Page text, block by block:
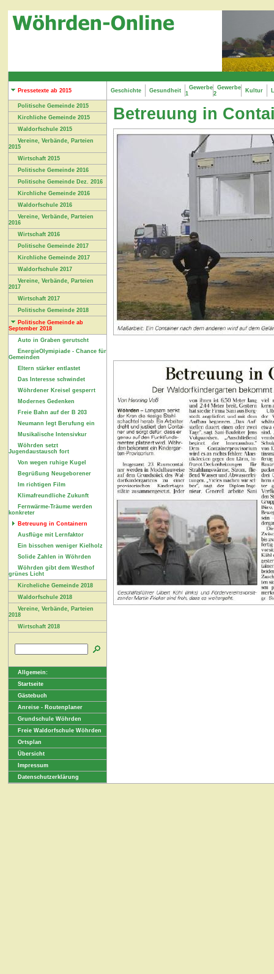
Pressetexte ab 2015 Geschichte Gesundheit
Gewerbe
1
Gewerbe
2
Kultur
Politische Gemeinde 2015
Kirchliche Gemeinde 2015
Waldorfschule 2015
Vereine, Verbände, Parteien
2015
Wirtschaft 2015
Politische Gemeinde 2016
Politische Gemeinde Dez. 2016
Kirchliche Gemeinde 2016
Waldorfschule 2016
Vereine, Verbände, Parteien
2016
Wirtschaft 2016
Politische Gemeinde 2017
Kirchliche Gemeinde 2017
Waldorfschule 2017
Vereine, Verbände, Parteien
2017
Wirtschaft 2017
Politische Gemeinde 2018
Politische Gemeinde ab
September 2018
Auto in Graben gerutscht
EnergieOlymipiade - Chance für
Gemeinden
Eltern stärker entlastet
Das Interesse schwindet
Wöhrdener Kreisel gesperrt
Modernes Gedenken
Freie Bahn auf der B 203
Neumann legt Berufung ein
Musikalische Intensivkur
Wöhrden setzt
Jugendaustausch fort
Von wegen ruhige Kugel
Begrüßung Neugeborener
Im richtigen Film
Klimafreundliche Zukunft
Fernwärme-Träume werden
konkreter
Betreuung in Containern
Ausflüge mit Lernfaktor
Ein bisschen weniger Kielholz
Solide Zahlen in Wöhrden
Wöhrden gibt dem Westhof
grünes Licht
Kircheliche Gemeinde 2018
Waldorfschule 2018
Vereine, Verbände, Parteien
2018
Wirtschaft 2018
Allgemein:
Startseite
Gästebuch
Anreise - Routenplaner
Grundschule Wöhrden
Freie Waldorfschule Wöhrden
Ortsplan
Übersicht
Impressum
Datenschutzerklärung
Betreuung in